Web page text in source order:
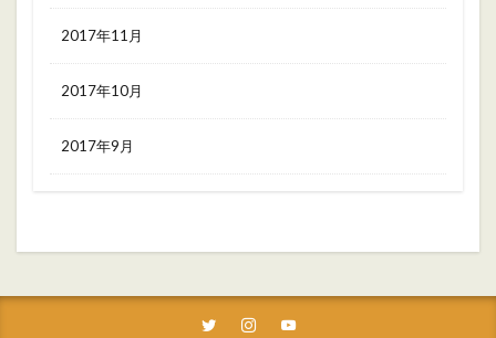
2017年11月
2017年10月
2017年9月